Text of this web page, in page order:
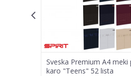
Sveska Premium A4 meki
karo "Teens" 52 lista